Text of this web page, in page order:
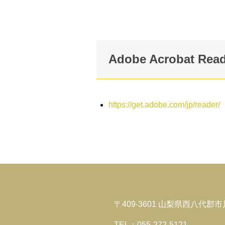
Adobe Acrobat
https://get.adobe.com/jp/reader/
〒409-3601 山梨県西八代郡